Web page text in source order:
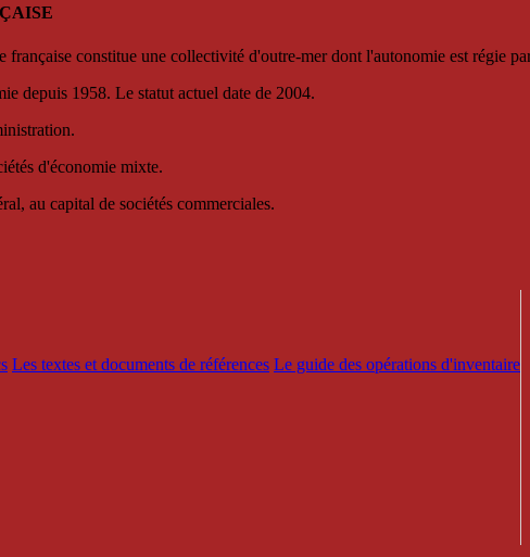
française constitue une collectivité d'outre-mer dont l'autonomie est régie
depuis 1958. Le statut actuel date de 2004.
d'économie mixte.
au capital de sociétés commerciales.
Les textes et documents de références Le guide des opérations d'inventaire